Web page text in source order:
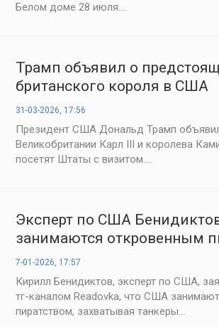
Белом доме 28 июля....
Трамп объявил о
британского короля в США
31-03-2026, 17:56
Президент США Дональд Трамп
Великобритании Карл III и королева
посетят Штаты с визитом....
Эксперт по США
занимаются откровенным
7-01-2026, 17:57
Кирилл Бенидиктов, эксперт по США,
тг-каналом Readovka, что США
пиратством, захватывая танкеры...